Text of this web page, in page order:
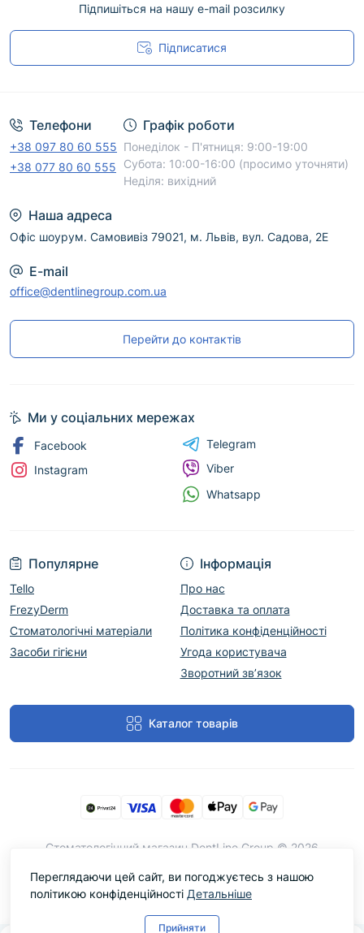
Підпишіться на нашу e-mail розсилку
Підписатися
Телефони
+38 097 80 60 555
+38 077 80 60 555
Графік роботи
Понеділок - П'ятниця: 9:00-19:00
Субота: 10:00-16:00 (просимо уточняти)
Неділя: вихідний
Наша адреса
Офіс шоурум. Самовивіз 79021, м. Львів, вул. Садова, 2Е
E-mail
office@dentlinegroup.com.ua
Перейти до контактів
Популярне
Tello
FrezyDerm
Стоматологічні матеріали
Засоби гігієни
Інформація
Про нас
Доставка та оплата
Політика конфіденційності
Угода користувача
Зворотний зв’язок
Каталог товарів
Ми у соціальних мережах
Facebook
Instagram
Telegram
Viber
Whatsapp
Cтоматологічний магазин DentLine Group © 2026
Переглядаючи цей сайт, ви погоджуєтесь з нашою
політикою конфіденційності Детальніше
Прийняти